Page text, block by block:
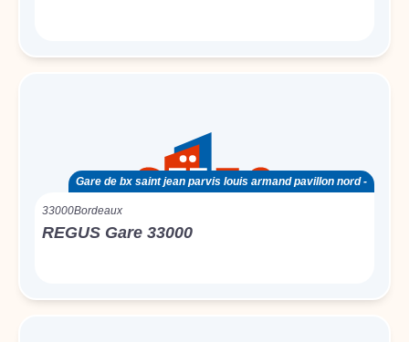
Gare de bx saint jean parvis louis armand pavillon nord -
33000Bordeaux
REGUS Gare 33000